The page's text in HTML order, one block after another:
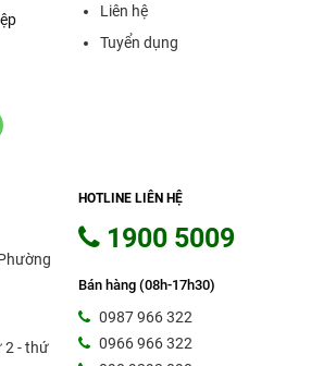
Liên hệ
Tuyển dụng
2 - thứ
HOTLINE LIÊN HỆ
1900 5009
Bán hàng (08h-17h30)
0987 966 322
0966 966 322